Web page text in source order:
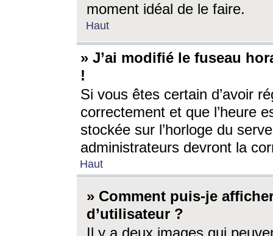
moment idéal de le faire.
Haut
» J’ai modifié le fuseau
!
Si vous êtes certain d’avoir
correctement et que l’heure
stockée sur l’horloge du
administrateurs devront la
Haut
» Comment puis-je
d’utilisateur ?